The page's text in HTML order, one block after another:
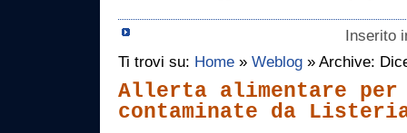
Inserito
Ti trovi su: Home » Weblog » Archive:
Allerta alimentare per
contaminate da Listeria